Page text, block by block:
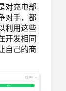
对充电部
对手，都
利用这些
开发相同
自己的商